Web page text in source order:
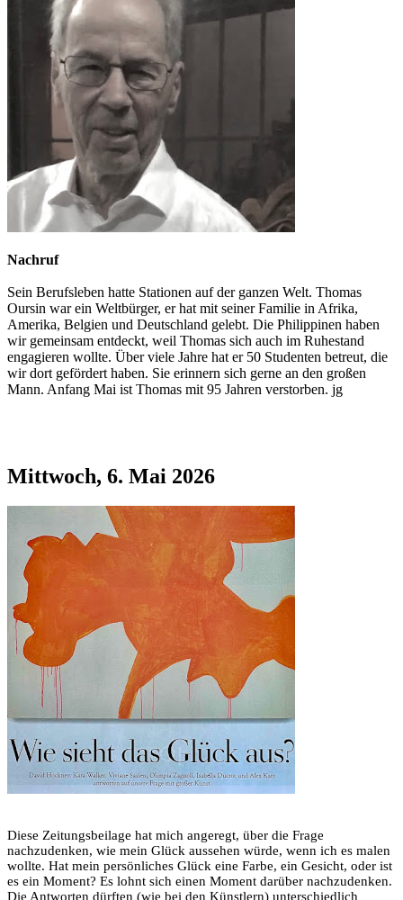
Nachruf
Sein Berufsleben hatte Stationen auf der ganzen Welt. Thomas
Oursin war ein Weltbürger, er hat mit seiner Familie in Afrika,
Amerika, Belgien und Deutschland gelebt. Die Philippinen haben
wir gemeinsam entdeckt, weil Thomas sich auch im Ruhestand
engagieren wollte. Über viele Jahre hat er 50 Studenten betreut, die
wir dort gefördert haben. Sie erinnern sich gerne an den großen
Mann. Anfang Mai ist Thomas mit 95 Jahren verstorben. jg
Mittwoch, 6. Mai 2026
Diese Zeitungsbeilage hat mich angeregt, über die Frage
nachzudenken, wie mein Glück aussehen würde, wenn ich es malen
wollte. Hat mein persönliches Glück eine Farbe, ein Gesicht, oder ist
es ein Moment? Es lohnt sich einen Moment darüber nachzudenken.
Die Antworten dürften (wie bei den Künstlern) unterschiedlich